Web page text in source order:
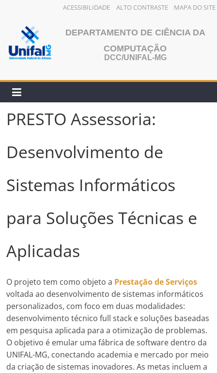
ACESSIBILIDADE ALTO CONTRASTE MAPA DO SITE
conteúdo
DEPARTAMENTO DE CIÊNCIA DA
COMPUTAÇÃO
DCC/UNIFAL-MG
PRESTO Assessoria:
Desenvolvimento de
Sistemas Informáticos
para Soluções Técnicas e
Aplicadas
O projeto tem como objeto a Prestação de Serviços
voltada ao desenvolvimento de sistemas informáticos
personalizados, com foco em duas modalidades:
desenvolvimento técnico full stack e soluções baseadas
em pesquisa aplicada para a otimização de problemas.
O objetivo é emular uma fábrica de software dentro da
UNIFAL-MG, conectando academia e mercado por meio
da criação de sistemas inovadores. As metas incluem a